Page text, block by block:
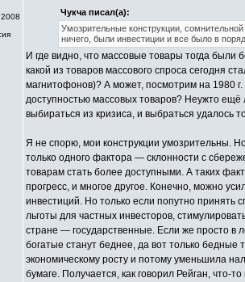
Чукча писал(а):
Умозрительные конструкции,
ничего, были инвестиции и все было в
И где видно, что массовые товары тогда были
какой из товаров массового спроса сегодня
магнитофонов)? А может, посмотрим на 1980
доступностью массовых товаров? Неужто ещё
выбираться из кризиса, и выбраться удалось
Я не спорю, мои конструкции умозрительны.
только одного фактора — склонности с
товарам стать более доступными. А таких
прогресс, и многое другое. Конечно, можно
инвестиций. Но только если попутно принять
льготы для частных инвесторов,
стране — государственные. Если же просто в
богатые станут беднее, да вот только бедные
экономическому росту и потому уменьшила
бумаге. Получается, как говорил Рейган, что-